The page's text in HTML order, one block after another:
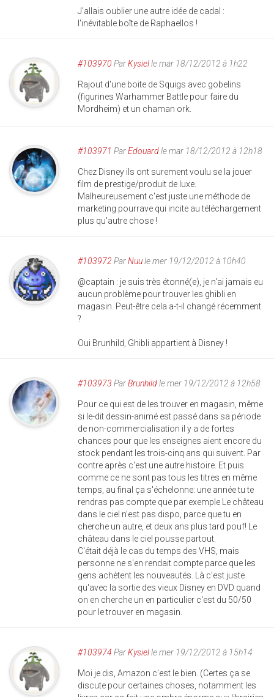
J'allais oublier une autre idée de cadal :
l'inévitable boîte de Raphaellos !
#103970 ParKysielle mar 18/12/2012 à 1h22
Rajout d'une boite de Squigs avec gobelins
(figurines Warhammer Battle pour faire du
Mordheim) et un chaman ork.
#103971 ParEdouardle mar 18/12/2012 à 12h18
Chez Disney ils ont surement voulu se la jouer
film de prestige/produit de luxe.
Malheureusement c'est juste une méthode de
marketing pourrave qui incite au téléchargement
plus qu'autre chose !
#103972 ParNuule mer 19/12/2012 à 10h40
@captain : je suis très étonné(e), je n'ai jamais eu
aucun problème pour trouver les ghibli en
magasin. Peut-être cela a-t-il changé récemment
?
Oui Brunhild, Ghibli appartient à Disney !
#103973 ParBrunhildle mer 19/12/2012 à 12h58
Pour ce qui est de les trouver en magasin, même
si le-dit dessin-animé est passé dans sa période
de non-commercialisation il y a de fortes
chances pour que les enseignes aient encore du
stock pendant les trois-cinq ans qui suivent. Par
contre après c'est une autre histoire. Et puis
comme ce ne sont pas tous les titres en même
temps, au final ça s'échelonne: une année tu te
rendras pas compte que par exemple Le château
dans le ciel n'est pas dispo, parce que tu en
cherche un autre, et deux ans plus tard pouf! Le
château dans le ciel pousse partout.
C'était déjà le cas du temps des VHS, mais
personne ne s'en rendait compte parce que les
gens achètent les nouveautés. Là c'est juste
qu'avec la sortie des vieux Disney en DVD quand
on en cherche un en particulier c'est du 50/50
pour le trouver en magasin.
#103974 ParKysielle mer 19/12/2012 à 15h14
Moi je dis, Amazon c'est le bien. (Certes ça se
discute pour certaines choses, notamment les